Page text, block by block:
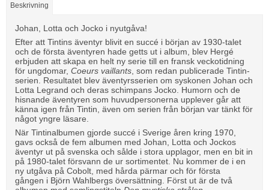
Beskrivning
Johan, Lotta och Jocko i nyutgåva!
Efter att Tintins äventyr blivit en succé i början av 1930-talet
och de första äventyren hade getts ut i album, blev Hergé
erbjuden att skapa en helt ny serie till en fransk veckotidning
för ungdomar, Coeurs vaillants , som redan publicerade Tintin-
serien. Resultatet blev äventyrsserien om syskonen Johan och
Lotta Legrand och deras schimpans Jocko. Humorn och de
hisnande äventyren som huvudpersonerna upplever går att
känna igen från Tintin, även om serien från början var tänkt för
något yngre läsare.
När Tintinalbumen gjorde succé i Sverige åren kring 1970,
gavs också de fem albumen med Johan, Lotta och Jockos
äventyr ut på svenska och sålde i stora upplagor, men en bit in
på 1980-talet försvann de ur sortimentet. Nu kommer de i en
ny utgåva på Cobolt, med hårda pärmar och för första
gången i Björn Wahlbergs översättning. Först ut är de två